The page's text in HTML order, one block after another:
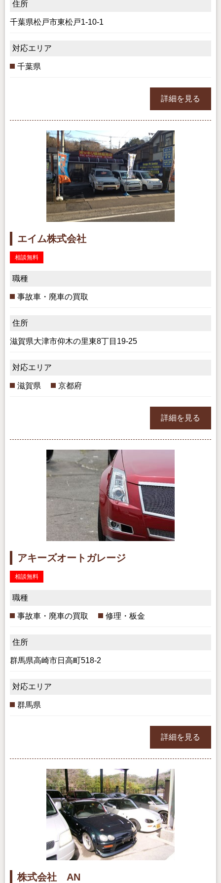
住所
千葉県松戸市東松戸1-10-1
対応エリア
千葉県
詳細を見る
エイム株式会社
相談無料
職種
事故車・廃車の買取
住所
滋賀県大津市仰木の里東8丁目19-25
対応エリア
滋賀県 京都府
詳細を見る
アキーズオートガレージ
相談無料
職種
事故車・廃車の買取 修理・板金
住所
群馬県高崎市日高町518-2
対応エリア
群馬県
詳細を見る
株式会社 AN